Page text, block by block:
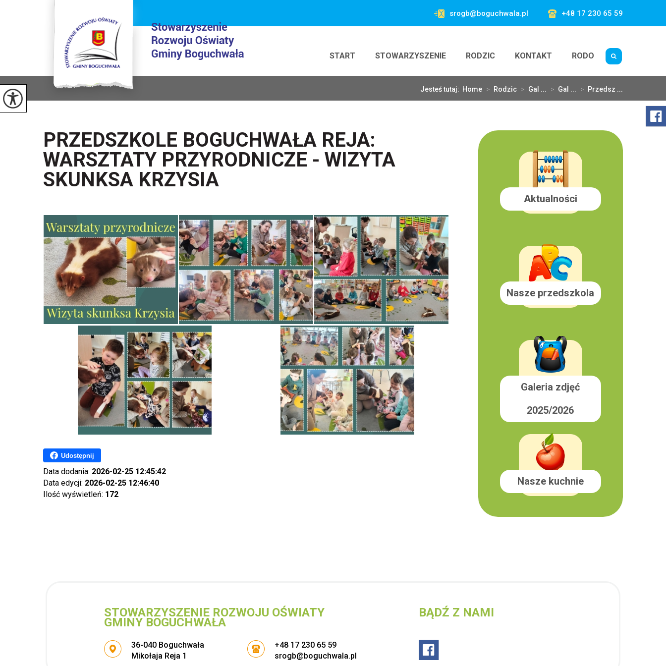
srogb@boguchwala.pl +48 17 230 65 59
START STOWARZYSZENIE RODZIC KONTAKT RODO
Jesteś tutaj: Home > Rodzic > Gal ... > Gal ... > Przedsz ...
PRZEDSZKOLE BOGUCHWAŁA REJA:
WARSZTATY PRZYRODNICZE - WIZYTA
SKUNKSA KRZYSIA
Udostępnij
Data dodania: 2026-02-25 12:45:42
Data edycji: 2026-02-25 12:46:40
Ilość wyświetleń: 172
Aktualności
Nasze przedszkola
Galeria zdjęć
2025/2026
Nasze kuchnie
STOWARZYSZENIE ROZWOJU OŚWIATY
GMINY BOGUCHWAŁA
Adres pocztowy:
36-040 Boguchwała
Mikołaja Reja 1
+48 17 230 65 59
srogb@boguchwala.pl
BĄDŹ Z NAMI